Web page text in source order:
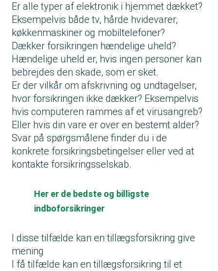
Er alle typer af elektronik i hjemmet dækket?
Eksempelvis både tv, hårde hvidevarer,
køkkenmaskiner og mobiltelefoner?
Dækker forsikringen hændelige uheld?
Hændelige uheld er, hvis ingen personer kan
bebrejdes den skade, som er sket.
Er der vilkår om afskrivning og undtagelser,
hvor forsikringen ikke dækker? Eksempelvis
hvis computeren rammes af et virusangreb?
Eller hvis din vare er over en bestemt alder?
Svar på spørgsmålene finder du i de
konkrete forsikringsbetingelser eller ved at
kontakte forsikringsselskab.
Her er de bedste og billigste
indboforsikringer
I disse tilfælde kan en tillægsforsikring give
mening
I få tilfælde kan en tillægsforsikring til et